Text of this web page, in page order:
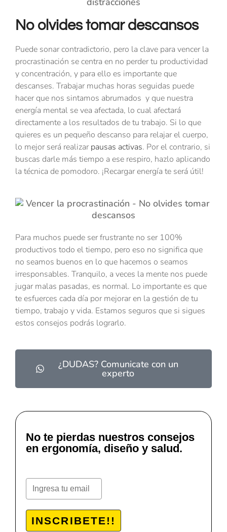
No olvides tomar descansos
Puede sonar contradictorio, pero la clave para vencer la
procrastinación se centra en no perder tu productividad
y concentración, y para ello es importante que
descanses. Trabajar muchas horas seguidas puede
hacer que nos sintamos abrumados y que nuestra
energía mental se vea afectada, lo cual afectará
directamente a los resultados de tu trabajo. Si lo que
quieres es un pequeño descanso para relajar el cuerpo,
lo mejor será realizarpausas activas. Por el contrario, si
buscas darle más tiempo a ese respiro, hazlo aplicando
la técnica de pomodoro. ¡Recargar energía te será útil!
Para muchos puede ser frustrante no ser 100%
productivos todo el tiempo, pero eso no significa que
no seamos buenos en lo que hacemos o seamos
irresponsables. Tranquilo, a veces la mente nos puede
jugar malas pasadas, es normal. Lo importante es que
te esfuerces cada día por mejorar en la gestión de tu
tiempo, trabajo y vida. Estamos seguros que si sigues
estos consejos podrás lograrlo.
¿DUDAS? Comunicate con un
experto
No te pierdas nuestros consejos
en ergonomía, diseño y salud.
INSCRIBETE!!